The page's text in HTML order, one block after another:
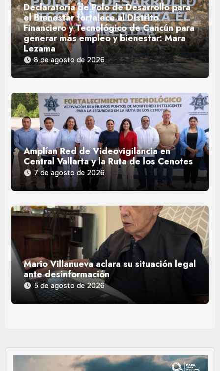
Declaratoria de Polo de Desarrollo para
el Bienestar fortalece al Distrito
Financiero y Tecnológico de Cancún para
generar más empleo y bienestar: Mara
Lezama
8 de agosto de 2026
Amplían Red de Videovigilancia en
Central Vallarta y la Ruta de los Cenotes
7 de agosto de 2026
Mario Villanueva aclara su situación legal
ante desinformación
5 de agosto de 2026
Reproductor